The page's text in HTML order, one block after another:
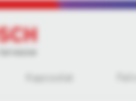
Kapcsolat